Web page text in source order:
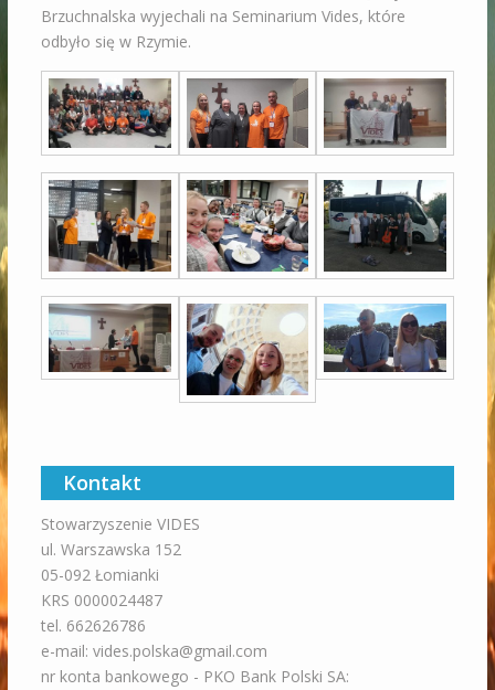
Brzuchnalska wyjechali na Seminarium Vides, które
odbyło się w Rzymie.
Kontakt
Stowarzyszenie VIDES
ul. Warszawska 152
05-092 Łomianki
KRS 0000024487
tel. 662626786
e-mail: vides.polska@gmail.com
nr konta bankowego - PKO Bank Polski SA: